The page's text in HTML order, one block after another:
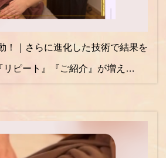
！｜さらに進化した技術で結果を
ピート』『ご紹介』が増え…